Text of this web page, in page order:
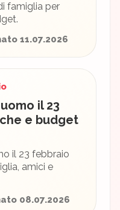
famiglia per
11.07.2026
il 23
e budget
il 23 febbraio
amici e
08.07.2026